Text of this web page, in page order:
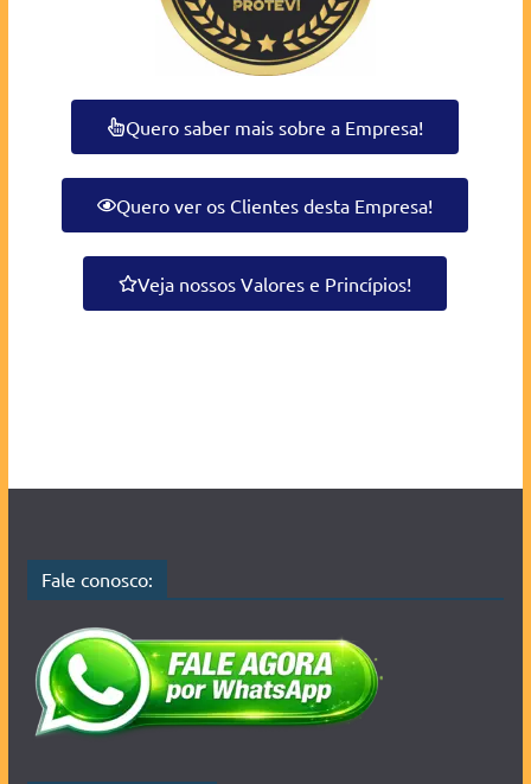
Quero saber mais sobre a Empresa!
Quero ver os Clientes desta Empresa!
Veja nossos Valores e Princípios!
Fale conosco: